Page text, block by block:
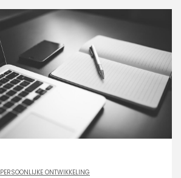
PERSOONLIJKE ONTWIKKELING